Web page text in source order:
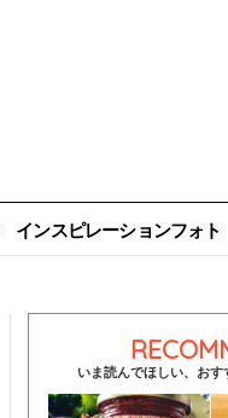
インスピレーションフォト
いま読んでほしい、お